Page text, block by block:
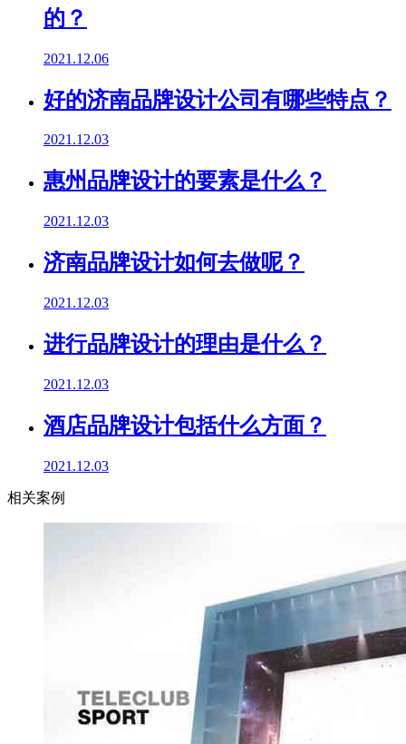
的？
2021.12.06
好的济南品牌设计公司有哪些特点？
2021.12.03
惠州品牌设计的要素是什么？
2021.12.03
济南品牌设计如何去做呢？
2021.12.03
进行品牌设计的理由是什么？
2021.12.03
酒店品牌设计包括什么方面？
2021.12.03
相关案例